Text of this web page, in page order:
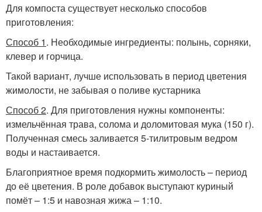
Для компоста существует несколько способов
приготовления:
Способ 1. Необходимые ингредиенты: полынь, сорняки,
клевер и горчица.
Такой вариант, лучше использовать в период цветения
жимолости, не забывая о поливе кустарника
Способ 2. Для приготовления нужны компоненты:
измельчённая трава, солома и доломитовая мука (150 г).
Полученная смесь заливается 5-тилитровым ведром
воды и настаивается.
Благоприятное время подкормить жимолость – период
до её цветения. В роле добавок выступают куриный
помёт – 1:5 и навозная жижа – 1:10.